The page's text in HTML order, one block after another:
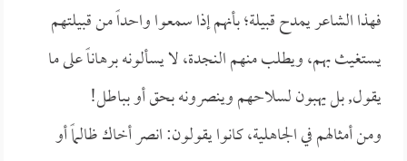
فهذا الشاعر يمدح قبيلة؛ بأنهم إذا سمعوا واحداً من قبيلتهم
يستغيث بهم، ويطلب منهم النجدة، لا يسألونه برهاناً على ما
يقول, بل يهبون لسلاحهم وينصرونه بحق أو بباطل!
ومن أمثالهم في الجاهلية، كانوا يقولون: انصر أخاك ظالماً أو